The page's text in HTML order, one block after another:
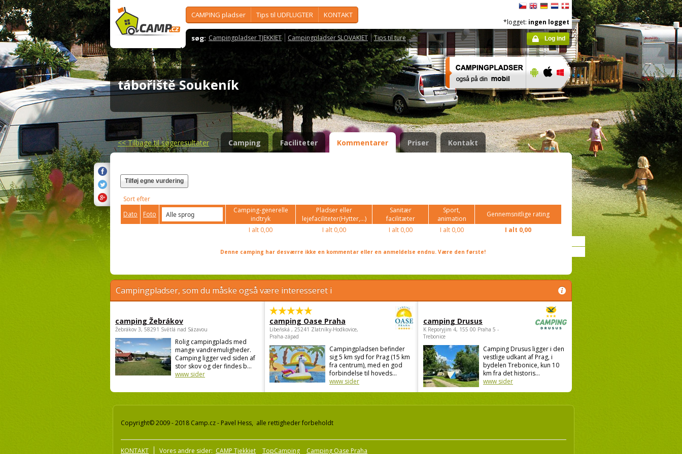
CAMPING pladser Tips til UDFLUGTER KONTAKT
søg: Campingpladser TJEKKIET Campingpladser SLOVAKIET Tips til ture
*logget: ingen logget
Log ind
tábořiště Soukeník
<<Tilbage til søgeresultater Camping Faciliteter Kommentarer Priser Kontakt
Tilføj egne vurdering
Sort efter
Dato
Foto
Camping-generelle
indtryk
Pladser eller
lejefaciliteter(Hytter,...)
Sanitær
facilitæter
Sport,
animation
Gennemsnitlige rating
I alt 0,00 I alt0,00 I alt0,00 I alt0,00 I alt 0,00
Denne camping har desværre ikke en kommentar eller en anmeldelse endnu. Være den første!
Campingpladser, som du måske også være interesseret i
camping Žebrákov
Žebrákov 3, 58291 Světlá nad Sázavou
Rolig campingplads med
mange vandremuligheder.
Camping ligger ved siden af
stor skov og der findes b...
www sider
camping Oase Praha
Libeňská , 25241 Zlatníky-Hodkovice,
Praha-západ
Campingpladsen befinder
sig 5 km syd for Prag (15 km
fra centrum), med en god
forbindelse til hoveds...
www sider
camping Drusus
K Reporyjim 4, 155 00 Praha 5 -
Trebonice
Camping Drusus ligger i den
vestlige udkant af Prag, i
bydelen Trebonice, kun 10
km fra det historis...
www sider
Copyright© 2009 - 2018 Camp.cz - Pavel Hess, alle rettigheder forbeholdt
KONTAKT Vores andre sider: CAMP Tjekkiet TopCamping Camping Oase Praha